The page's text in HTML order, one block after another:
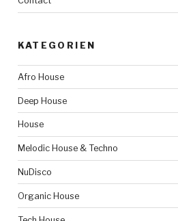
KATEGORIEN
Afro House
Deep House
House
Melodic House & Techno
NuDisco
Organic House